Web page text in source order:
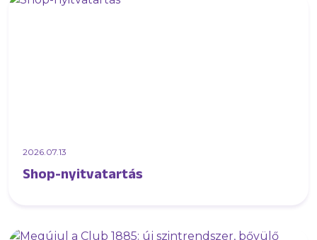
2026.07.13
Shop-nyitvatartás